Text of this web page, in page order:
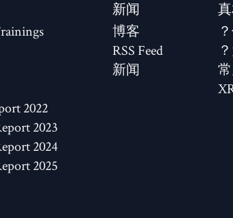
新闻
博客
RSS Feed
新闻
2022 Annual Report
2023 Financial Report
2024 Financial Report
2025 Financial Report